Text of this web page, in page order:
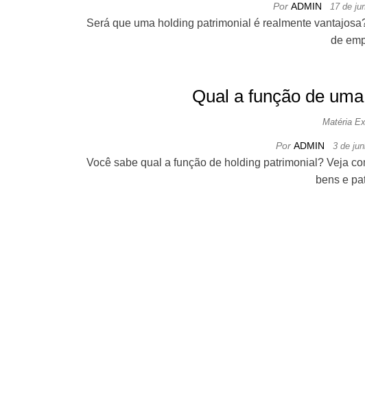
Por ADMIN 17 de
Será que uma holding patrimonial é realmente
de
Qual a função de
Matéria
Por ADMIN 3 de
Você sabe qual a função de holding patrimonial? Veja
bens e